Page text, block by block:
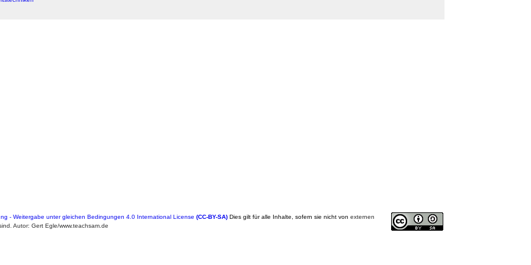
- Weitergabe unter gleichen Bedingungen 4.0 International License (CC-BY-SA) Dies gilt für alle Inhalte, sofern sie nicht von externen
Autor: Gert Egle/www.teachsam.de